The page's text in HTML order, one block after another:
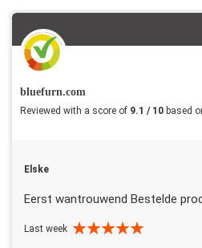
bluefurn.com
Reviewed with a score of 9.1 / 10 based
Elske
Eerst wantrouwend Bestelde
Last week